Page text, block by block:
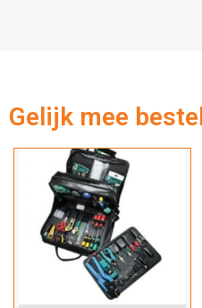
Gelijk mee
19062046